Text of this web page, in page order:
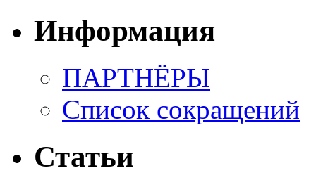
Информация
ПАРТНЁРЫ
Список сокращений
Статьи